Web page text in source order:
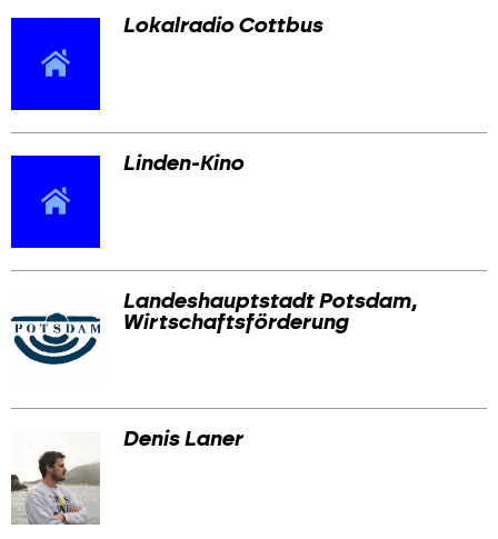
Lokalradio Cottbus
Linden-Kino
Landeshauptstadt Potsdam,
Wirtschaftsförderung
Denis Laner